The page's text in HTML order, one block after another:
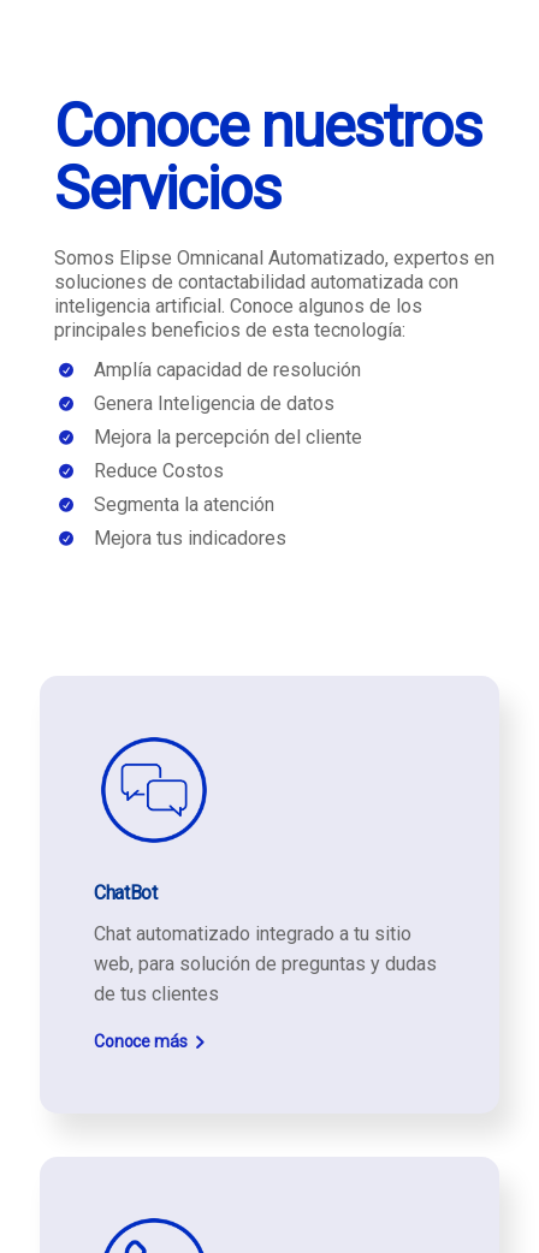
Conoce nuestros
Servicios
Somos Elipse Omnicanal Automatizado, expertos en
soluciones de contactabilidad automatizada con
inteligencia artificial. Conoce algunos de los
principales beneficios de esta tecnología:
Amplía capacidad de resolución
Genera Inteligencia de datos
Mejora la percepción del cliente
Reduce Costos
Segmenta la atención
Mejora tus indicadores
ChatBot
Chat automatizado integrado a tu sitio
web, para solución de preguntas y dudas
de tus clientes
Conoce más